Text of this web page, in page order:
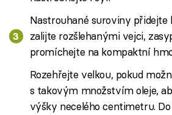
Nastrouhané suroviny přidejte
zalijte rozšlehanými vejci,
promíchejte na kompaktní
Rozehřejte velkou, pokud
s takovým množstvím oleje,
výšky necelého centimetru.